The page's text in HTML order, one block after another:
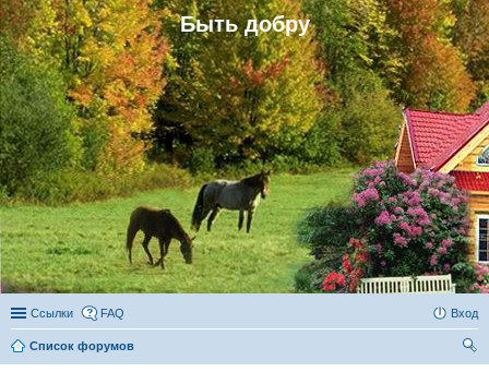
Быть добру
Ссылки FAQ Вход
Список форумов